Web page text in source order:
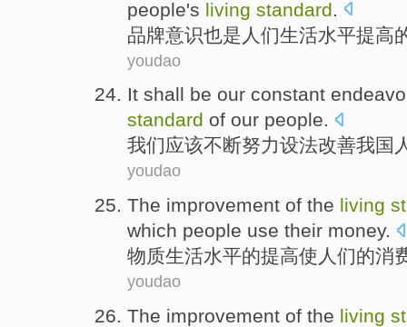
people's living standard
品牌意识也是 人们生活水平提高
youdao
It shall be our constant
standard of our people.
我们应该不断努力设法改善我国
youdao
The improvement of the living
which people use their money.
物质生活水平的提高使 人们的消
youdao
The improvement of the living